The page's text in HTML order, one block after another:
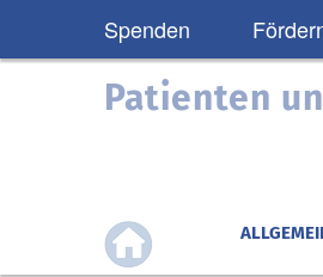
Spenden
Patienten